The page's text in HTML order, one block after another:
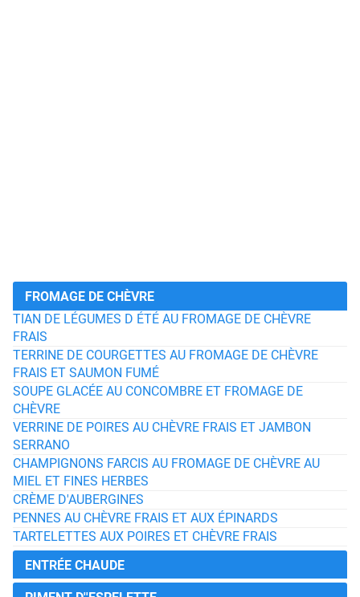
FROMAGE DE CHÈVRE
TIAN DE LÉGUMES D ÉTÉ AU FROMAGE DE CHÈVRE
FRAIS
TERRINE DE COURGETTES AU FROMAGE DE CHÈVRE
FRAIS ET SAUMON FUMÉ
SOUPE GLACÉE AU CONCOMBRE ET FROMAGE DE
CHÈVRE
VERRINE DE POIRES AU CHÈVRE FRAIS ET JAMBON
SERRANO
CHAMPIGNONS FARCIS AU FROMAGE DE CHÈVRE AU
MIEL ET FINES HERBES
CRÈME D'AUBERGINES
PENNES AU CHÈVRE FRAIS ET AUX ÉPINARDS
TARTELETTES AUX POIRES ET CHÈVRE FRAIS
ENTRÉE CHAUDE